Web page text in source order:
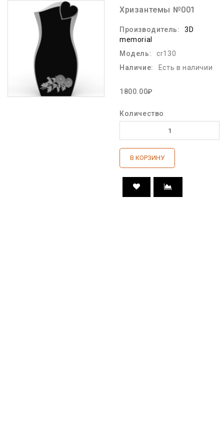
Хризантемы №001
Производитель:
3D
memorial
Модель:
cr130
Наличие:
Есть в наличии
1800.00₽
Количество
В КОРЗИНУ